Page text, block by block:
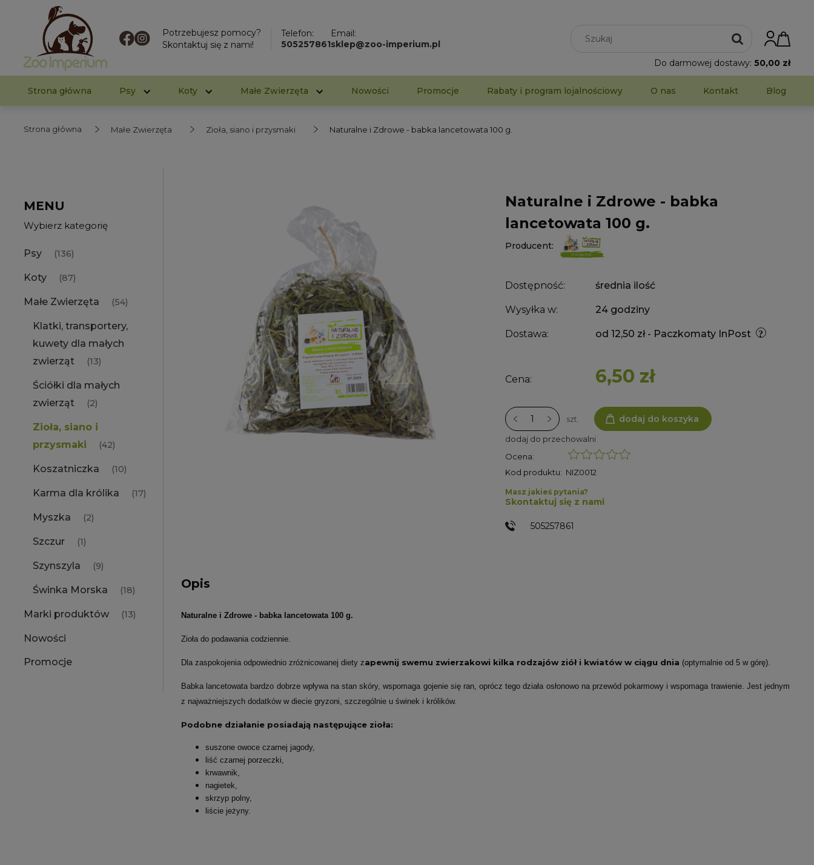
Potrzebujesz pomocy?
Skontaktuj się z nami!
Telefon:
505257861
Email:
sklep@zoo-imperium.pl
Do darmowej dostawy: 50,00 zł
Strona główna Psy Koty Małe Zwierzęta Nowości Promocje Rabaty i program lojalnościowy O nas Kontakt Blog
Strona główna Małe Zwierzęta Zioła, siano i przysmaki Naturalne i Zdrowe - babka lancetowata 100 g.
MENU
Wybierz kategorię
Psy (136)
Koty (87)
Małe Zwierzęta (54)
Klatki, transportery,
kuwety dla małych
zwierząt
(13)
Ściółki dla małych
zwierząt
(2)
Zioła, siano i
przysmaki
(42)
Koszatniczka (10)
Karma dla królika (17)
Myszka (2)
Szczur (1)
Szynszyla (9)
Świnka Morska (18)
Marki produktów (13)
Nowości
Promocje
Naturalne i Zdrowe - babka
lancetowata 100 g.
Producent:
Dostępność: średnia ilość
Wysyłka w: 24 godziny
Dostawa: od 12,50 zł - Paczkomaty InPost
Cena: 6,50 zł
szt. dodaj do koszyka
dodaj do przechowalni
Ocena:
Kod produktu: NIZ0012
Masz jakieś pytania?
Skontaktuj się z nami
505257861
Opis
Naturalne i Zdrowe - babka lancetowata 100 g.
Zioła do podawania codziennie.
Dla zaspokojenia odpowiednio zróżnicowanej diety zapewnij swemu zwierzakowi kilka rodzajów ziół i kwiatów w ciągu dnia (optymalnie od 5 w górę).
Babka lancetowata bardzo dobrze wpływa na stan skóry, wspomaga gojenie się ran, oprócz tego działa osłonowo na przewód pokarmowy i wspomaga trawienie. Jest jednym
z najważniejszych dodatków w diecie gryzoni, szczególnie u świnek i królików.
Podobne działanie posiadają następujące zioła:
suszone owoce czarnej jagody,
liść czarnej porzeczki,
krwawnik,
nagietek,
skrzyp polny,
liście jeżyny.